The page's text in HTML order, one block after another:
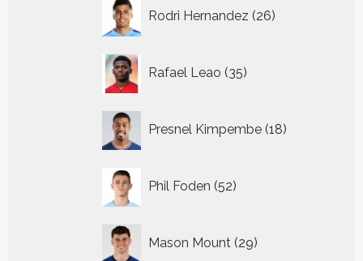
Rodri Hernandez 26
producten
Rafael Leao 35
producten
Presnel Kimpembe 18
producten
Phil Foden 52
producten
Mason Mount 29
producten